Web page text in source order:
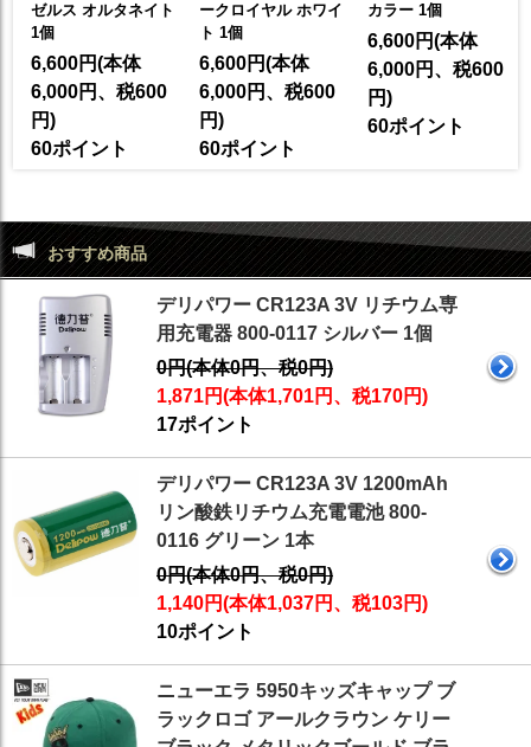
ゼルス オルタネイト
1個
6,600円(本体
6,000円、税600
円)
60ポイント
ークロイヤル ホワイ
ト 1個
6,600円(本体
6,000円、税600
円)
60ポイント
カラー 1個
6,600円(本体
6,000円、税600
円)
60ポイント
おすすめ商品
デリパワー CR123A 3V リチウム専
用充電器 800-0117 シルバー 1個
0円(本体0円、税0円)
1,871円(本体1,701円、税170円)
17ポイント
デリパワー CR123A 3V 1200mAh
リン酸鉄リチウム充電電池 800-
0116 グリーン 1本
0円(本体0円、税0円)
1,140円(本体1,037円、税103円)
10ポイント
ニューエラ 5950キッズキャップ ブ
ラックロゴ アールクラウン ケリー